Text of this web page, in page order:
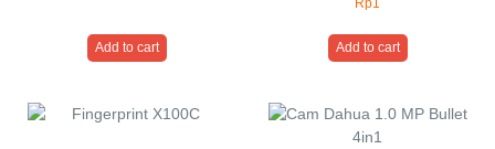
Add to cart
Rp1
Add to cart